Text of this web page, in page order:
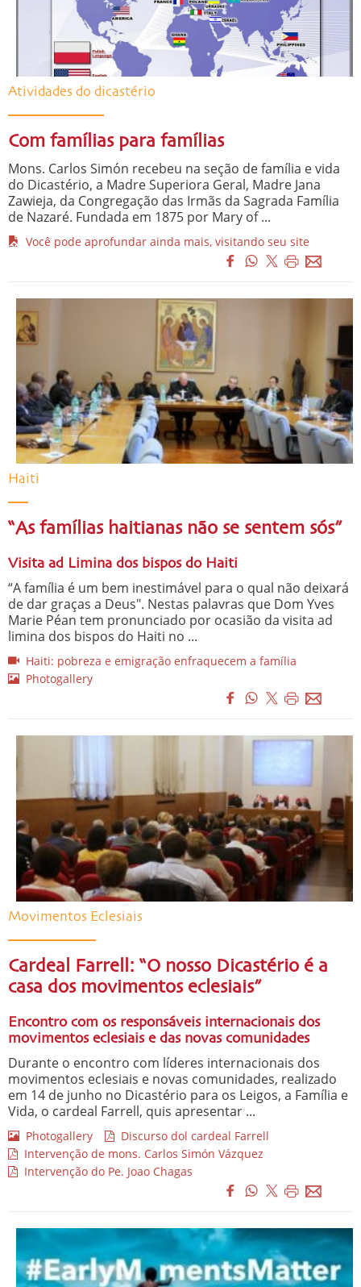
Atividades do dicastério
Com famílias para famílias
Mons. Carlos Simón recebeu na seção de família e vida
do Dicastério, a Madre Superiora Geral, Madre Jana
Zawieja, da Congregação das Irmãs da Sagrada Família
de Nazaré. Fundada em 1875 por Mary of ...
Você pode aprofundar ainda mais, visitando seu site
Haiti
“As famílias haitianas não se sentem sós”
Visita ad Limina dos bispos do Haiti
“A família é um bem inestimável para o qual não deixará
de dar graças a Deus". Nestas palavras que Dom Yves
Marie Péan tem pronunciado por ocasião da visita ad
limina dos bispos do Haiti no ...
Haiti: pobreza e emigração enfraquecem a família
Photogallery
Movimentos Eclesiais
Cardeal Farrell: “O nosso Dicastério é a
casa dos movimentos eclesiais”
Encontro com os responsáveis internacionais dos
movimentos eclesiais e das novas comunidades
Durante o encontro com líderes internacionais dos
movimentos eclesiais e novas comunidades, realizado
em 14 de junho no Dicastério para os Leigos, a Família e
Vida, o cardeal Farrell, quis apresentar ...
Photogallery
Discurso dol cardeal Farrell
Intervenção de mons. Carlos Simón Vázquez
Intervenção do Pe. Joao Chagas